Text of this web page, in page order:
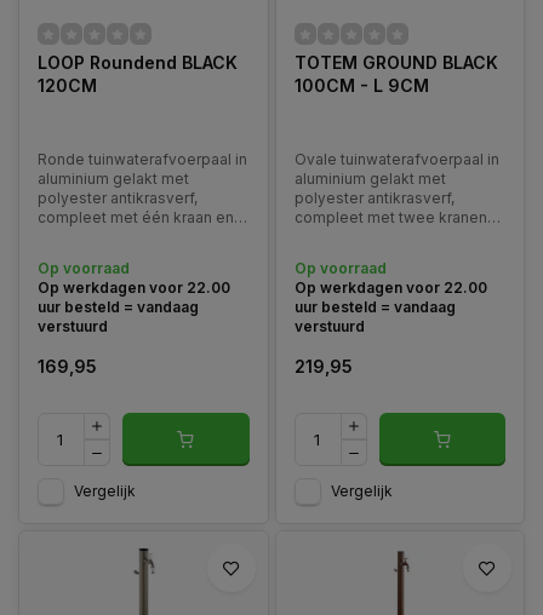
LOOP Roundend BLACK
120CM
Ronde tuinwaterafvoerpaal in
aluminium gelakt met
polyester antikrasverf,
compleet met één kraan en
kleuren.
Op voorraad
Op werkdagen voor 22.00
uur besteld = vandaag
verstuurd
169,95
Vergelijk
TOTEM GROUND BLACK
100CM - L 9CM
Ovale tuinwaterafvoerpaal in
aluminium gelakt met
polyester antikrasverf,
compleet met twee kranen
diverse kleuren. Geschikt
voor Bovengrondse
montage.
Op voorraad
Op werkdagen voor 22.00
uur besteld = vandaag
verstuurd
219,95
Vergelijk